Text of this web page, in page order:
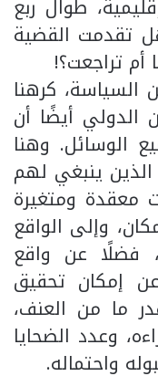
طوال ربع
تقدمت القضية
أم تراجعت؟!
السياسة، كرهنا
الدولي أيضًا أن
الوسائل. وهنا
الذين ينبغي لهم
معقدة ومتغيرة
وإلى الواقع
فضلًا عن واقع
إمكان تحقيق
ما من العنف،
وعدد الضحايا
واحتماله.